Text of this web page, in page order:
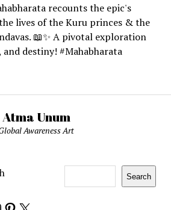
recounts the epic's
lives of the Kuru princes & the
📖✨ A pivotal exploration
destiny! #Mahabharata
Atma Unum
Awareness Art
Search